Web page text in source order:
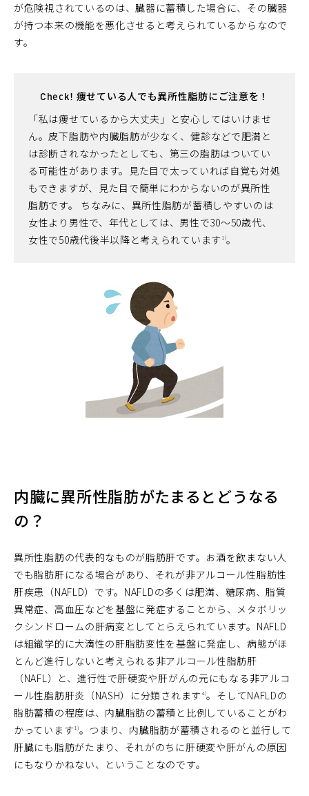
が危険視されているのは、臓器に蓄積した場合に、その臓器
が持つ本来の機能を悪化させると考えられているからなので
す。
Check! 痩せている人でも異所性脂肪にご注意を！
「私は痩せているから大丈夫」と安心してはいけませ
ん。皮下脂肪や内臓脂肪が少なく、健診などで肥満と
は診断されなかったとしても、第三の脂肪はついてい
る可能性があります。見た目で太っていれば自覚も対処
もできますが、見た目で簡単にわからないのが異所性
脂肪です。 ちなみに、異所性脂肪が蓄積しやすいのは
女性より男性で、年代としては、男性で30〜50歳代、
女性で50歳代後半以降と考えられています 1)。
内臓に異所性脂肪がたまるとどうなる
の？
異所性脂肪の代表的なものが脂肪肝です。お酒を飲まない人
でも脂肪肝になる場合があり、それが非アルコール性脂肪性
肝疾患（NAFLD）です。NAFLDの多くは肥満、糖尿病、脂質
異常症、高血圧などを基盤に発症することから、メタボリッ
クシンドロームの肝病変としてとらえられています。NAFLD
は組織学的に大滴性の肝脂肪変性を基盤に発症し、病態がほ
とんど進行しないと考えられる非アルコール性脂肪肝
（NAFL）と、進行性で肝硬変や肝がんの元にもなる非アルコ
ール性脂肪肝炎（NASH）に分類されます 4)。そしてNAFLDの
脂肪蓄積の程度は、内臓脂肪の蓄積と比例していることがわ
かっています1)。つまり、内臓脂肪が蓄積されるのと並行して
肝臓にも脂肪がたまり、それがのちに肝硬変や肝がんの原因
にもなりかねない、ということなのです。